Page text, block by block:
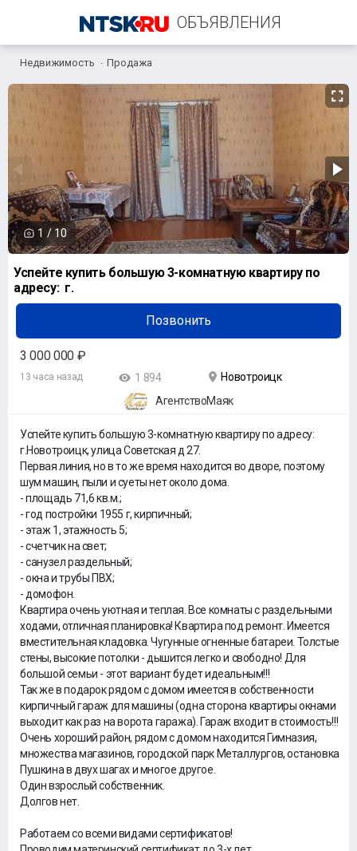
ОБЪЯВЛЕНИЯ
+7 (958) 838-38-73
Недвижимость Продажа
1 / 10
Успейте купить большую 3-комнатную квартиру по
адресу: г.
Позвонить
3 000 000 ₽
13 часа назад 1 894
Новотроицк
АгентствоМаяк
Успейте купить большую 3-комнатную квартиру по адресу:
г.Новотроицк, улица Советская д 27.
Первая линия, но в то же время находится во дворе, поэтому
шум машин, пыли и суеты нет около дома.
- площадь 71,6 кв.м.;
- год постройки 1955 г, кирпичный;
- этаж 1, этажность 5;
- счетчик на свет;
- санузел раздельный;
- окна и трубы ПВХ;
- домофон.
Квартира очень уютная и теплая. Все комнаты с раздельными
ходами, отличная планировка! Квартира под ремонт. Имеется
вместительная кладовка. Чугунные огненные батареи. Толстые
стены, высокие потолки - дышится легко и свободно! Для
большой семьи - этот вариант будет идеальным!!!
Так же в подарок рядом с домом имеется в собственности
кирпичный гараж для машины (одна сторона квартиры окнами
выходит как раз на ворота гаража). Гараж входит в стоимость!!!
Очень хороший район, рядом с домом находится Гимназия,
множества магазинов, городской парк Металлургов, остановка
Пушкина в двух шагах и многое другое.
Один взрослый собственник.
Долгов нет.
Работаем со всеми видами сертификатов!